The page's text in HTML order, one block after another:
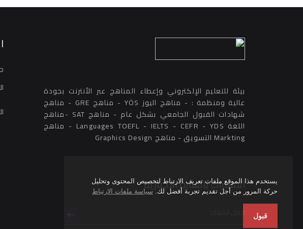
يستخدم هذا الموقع ملفات تعريف الارتباط لتخصيص المحتوى وتحليل
حركة المرور من أجل تقديم تجربة أفضل لك.سياسة ملفات الارتباط
قبول
بيئة للتعليم الإلكتروني وإعطاء المناهج عبر الأنترنت بجودة
عالية ومنظمة : - مناهج اليوز YÖS - مناهج GRE - مناهج
شهادات القبول الجامعي بشكل عام - مناهج SAT -مناهج
اللغة Languages TOEFL - IELTS - CEFR - YDS - مناهج
Markting التسويق - مناهج Graphics Design
الاشتراك بالنشرة الاخبارية